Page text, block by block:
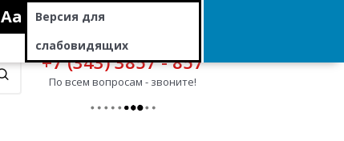
Aa
Версия для
слабовидящих
+7 (343) 3857 - 857
По всем вопросам - звоните!